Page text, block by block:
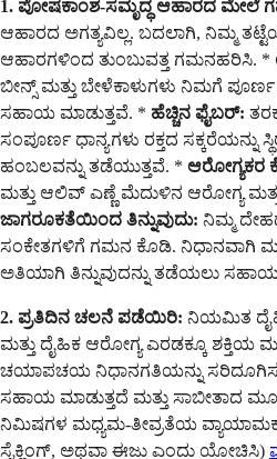
1. ಪೋಷಕಾಂಶ-ಸಮೃದ್ಧ ಆಹಾರದ ಮೇಲೆ
ಆಹಾರದ ಅಗತ್ಯವಿಲ್ಲ. ಬದಲಾಗಿ, ನಿಮ್ಮ
ಆಹಾರಗಳಿಂದ ತುಂಬುವತ್ತ ಗಮನಹರಿಸಿ. *
ಬೀನ್ಸ್ ಮತ್ತು ಬೇಳೆಕಾಳುಗಳು ನಿಮಗೆ ಪೂರ್ಣ
ಸಹಾಯ ಮಾಡುತ್ತವೆ. * ಹೆಚ್ಚಿನ ಫೈಬರ್:
ಸಂಪೂರ್ಣ ಧಾನ್ಯಗಳು ರಕ್ತದ ಸಕ್ಕರೆಯನ್ನು
ಹಂಬಲವನ್ನು ತಡೆಯುತ್ತವೆ. * ಆರೋಗ್ಯಕರ
ಮತ್ತು ಆಲಿವ್ ಎಣ್ಣೆ ಮೆದುಳಿನ ಆರೋಗ್ಯ ಮತ್ತು
ಜಾಗರೂಕತೆಯಿಂದ ತಿನ್ನುವುದು: ನಿಮ್ಮ
ಸಂಕೇತಗಳಿಗೆ ಗಮನ ಕೊಡಿ. ನಿಧಾನವಾಗಿ
ಅತಿಯಾಗಿ ತಿನ್ನುವುದನ್ನು ತಡೆಯಲು ಸಹಾಯ
2. ಪ್ರತಿದಿನ ಚಲನೆ ಪಡೆಯಿರಿ: ನಿಯಮಿತ
ಮತ್ತು ದೈಹಿಕ ಆರೋಗ್ಯ ಎರಡಕ್ಕೂ ಶಕ್ತಿಯ
ಚಯಾಪಚಯ ನಿಧಾನಗತಿಯನ್ನು
ಸಹಾಯ ಮಾಡುತ್ತದೆ ಮತ್ತು ಸಾಬೀತಾದ
ನಿಮಿಷಗಳ ಮಧ್ಯಮ-ತೀವ್ರತೆಯ
ಸೈಕ್ಲಿಂಗ್, ಅಥವಾ ಈಜು ಎಂದು ಯೋಚಿಸಿ)